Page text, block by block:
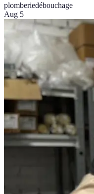
plomberiedébouchage
Aug 5